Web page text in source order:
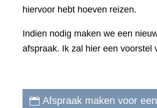
hiervoor hebt hoeven reizen.
Indien nodig maken we een
afspraak. Ik zal hier een voorstel
Afspraak maken voor een